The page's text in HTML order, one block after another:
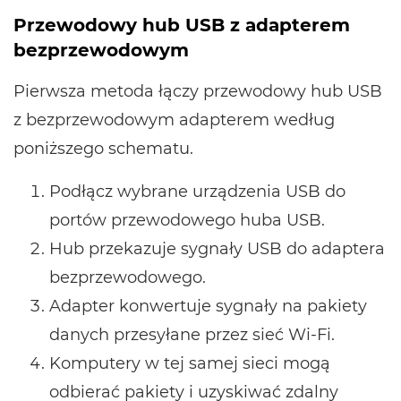
Przewodowy hub USB z adapterem
bezprzewodowym
Pierwsza metoda łączy przewodowy hub USB
z bezprzewodowym adapterem według
poniższego schematu.
Podłącz wybrane urządzenia USB do
portów przewodowego huba USB.
Hub przekazuje sygnały USB do adaptera
bezprzewodowego.
Adapter konwertuje sygnały na pakiety
danych przesyłane przez sieć Wi-Fi.
Komputery w tej samej sieci mogą
odbierać pakiety i uzyskiwać zdalny